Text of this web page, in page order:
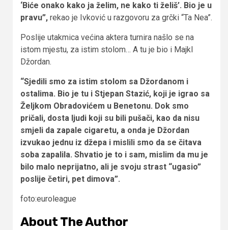
‘Biće onako kako ja želim, ne kako ti želiš’. Bio je u
pravu”, rekao je Ivković u razgovoru za grčki “Ta Nea”.
Poslije utakmica većina aktera turnira našlo se na
istom mjestu, za istim stolom… A tu je bio i Majkl
Džordan.
“Sjedili smo za istim stolom sa Džordanom i
ostalima. Bio je tu i Stjepan Stazić, koji je igrao sa
Željkom Obradovićem u Benetonu. Dok smo
pričali, dosta ljudi koji su bili pušači, kao da nisu
smjeli da zapale cigaretu, a onda je Džordan
izvukao jednu iz džepa i mislili smo da se čitava
soba zapalila. Shvatio je to i sam, mislim da mu je
bilo malo neprijatno, ali je svoju strast “ugasio”
poslije četiri, pet dimova”.
foto:euroleague
About The Author